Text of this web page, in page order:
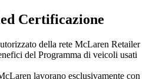
Certificazione
della rete McLaren Retailer
del Programma di veicoli usati
lavorano esclusivamente con